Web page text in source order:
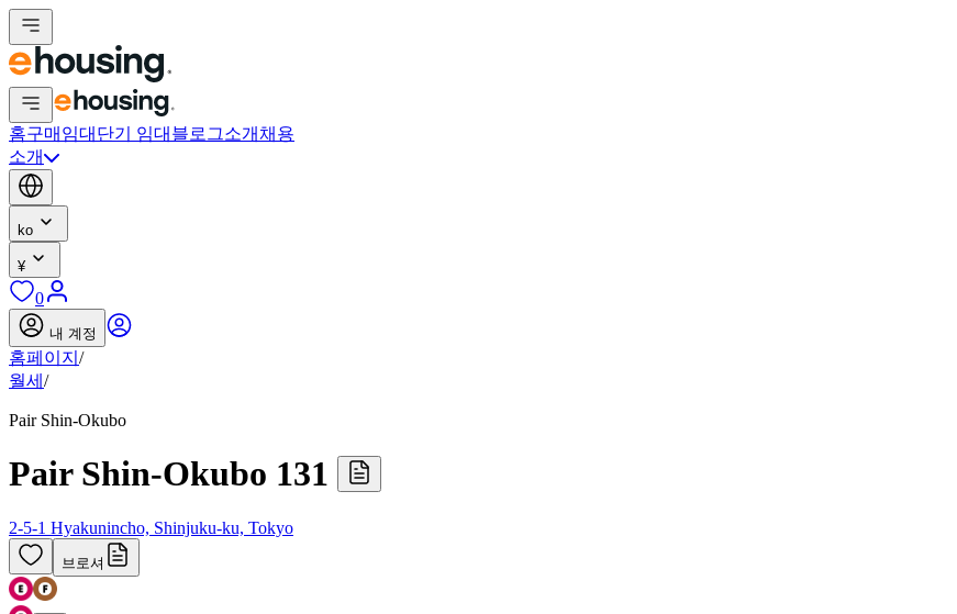
홈구매 임대 단기 임대 블로그소개 채용
소개
ko
¥
0
내 계정
홈페이지 /
월세 /
Pair Shin-Okubo
Pair Shin-Okubo 131
2-5-1 Hyakunincho, Shinjuku-ku, Tokyo
브로셔